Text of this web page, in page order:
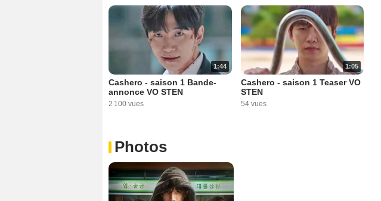
1:44
Cashero - saison 1 Bande-
annonce VO STEN
2 100 vues
1:05
Cashero - saison 1 Teaser VO
STEN
54 vues
Photos